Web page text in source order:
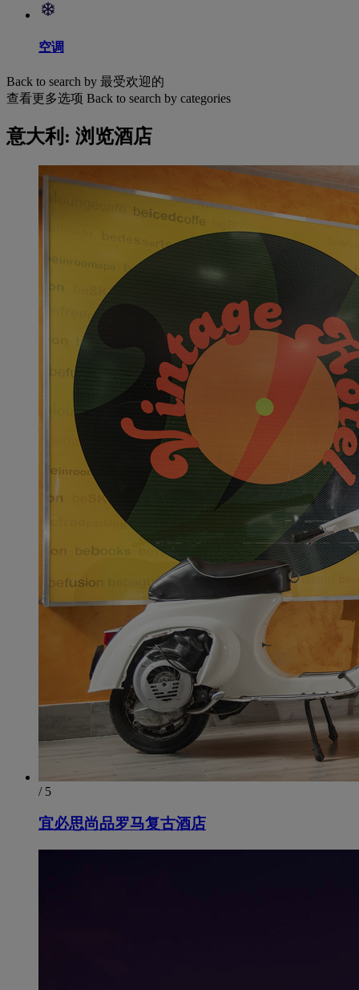
空调
Back to search by 最受欢迎的
查看更多选项 Back to search by categories
意大利: 浏览酒店
/ 5
宜必思尚品罗马复古酒店